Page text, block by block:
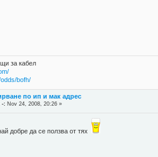
за кабел
bofh/
по ип и мак адрес
-: Nov 24, 2008, 20:26 »
добре да се ползва от тях